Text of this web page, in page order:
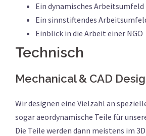
Ein dynamisches Arbeitsumfeld
Ein sinnstiftendes
Einblick in die Arbeit einer NGO
Technisch
Mechanical & CAD
Wir designen eine Vielzahl an
sogar aeordynamische Teile für
Die Teile werden dann meistens im